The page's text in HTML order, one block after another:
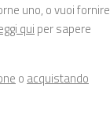
uno, o vuoi fornire
qui per sapere
o acquistando